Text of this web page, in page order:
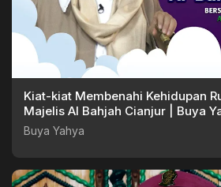
Kiat-kiat Membenahi Kehidupan
Majelis Al Bahjah Cianjur | Buya
Buya Yahya